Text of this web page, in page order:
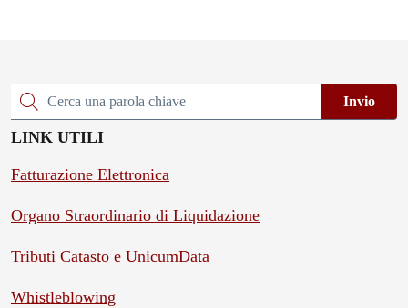
Cerca una parola chiave Invio
LINK UTILI
Fatturazione Elettronica
Organo Straordinario di Liquidazione
Tributi Catasto e UnicumData
Whistleblowing